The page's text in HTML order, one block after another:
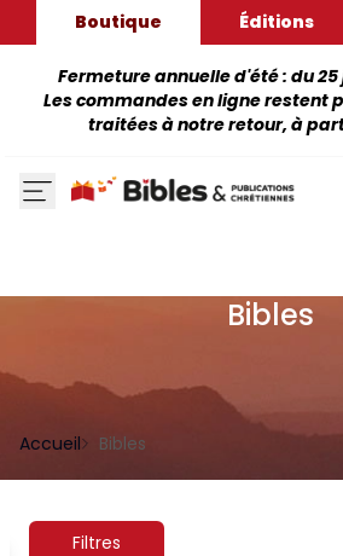
Boutique Éditions
Fermeture annuelle d'été : du 25
Les commandes en ligne restent
traitées à notre retour, à
Bibles
Accueil Bibles
Filtres